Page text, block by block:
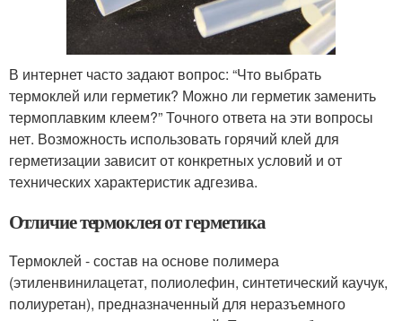
В интернет часто задают вопрос: “Что выбрать
термоклей или герметик? Можно ли герметик заменить
термоплавким клеем?” Точного ответа на эти вопросы
нет. Возможность использовать горячий клей для
герметизации зависит от конкретных условий и от
технических характеристик адгезива.
Отличие термоклея от герметика
Термоклей - состав на основе полимера
(этиленвинилацетат, полиолефин, синтетический каучук,
полиуретан), предназначенный для неразъемного